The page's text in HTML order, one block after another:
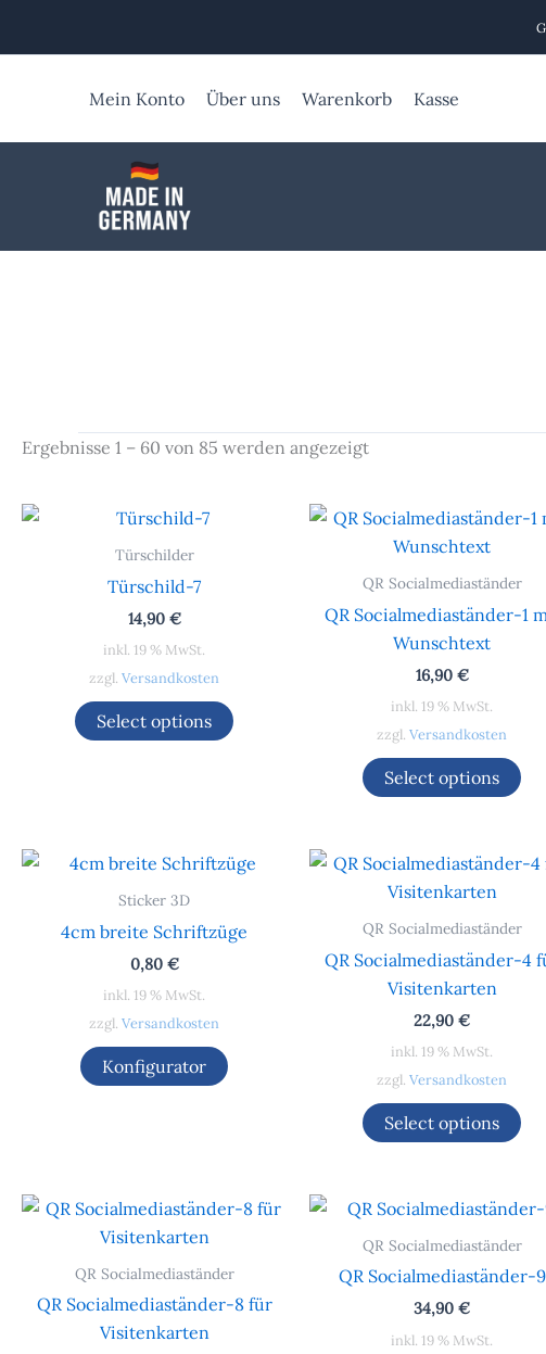
Mein Konto Über uns Warenkorb Kasse
Ergebnisse 1 – 60 von 85 werden angezeigt
Türschilder
Türschild-7
14,90 €
inkl. 19 % MwSt.
zzgl.Versandkosten
Select options
QR Socialmediaständer
QR Socialmediaständer-1
Wunschtext
16,90 €
inkl. 19 % MwSt.
zzgl.Versandkosten
Select options
Sticker 3D
4cm breite Schriftzüge
0,80 €
inkl. 19 % MwSt.
zzgl.Versandkosten
Konfigurator
QR Socialmediaständer
QR Socialmediaständer-4
Visitenkarten
22,90€
inkl. 19 % MwSt.
zzgl.Versandkosten
Select options
QR Socialmediaständer
QR Socialmediaständer-8 für
Visitenkarten
QR Socialmediaständer
QR Socialmediaständer-9
34,90€
inkl. 19 % MwSt.